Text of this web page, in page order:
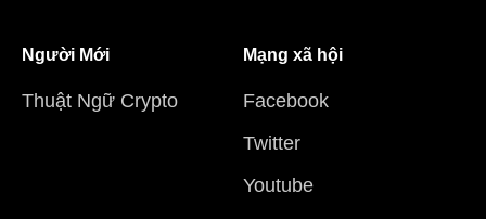
Người Mới
Thuật Ngữ Crypto
Mạng xã hội
Facebook
Twitter
Youtube